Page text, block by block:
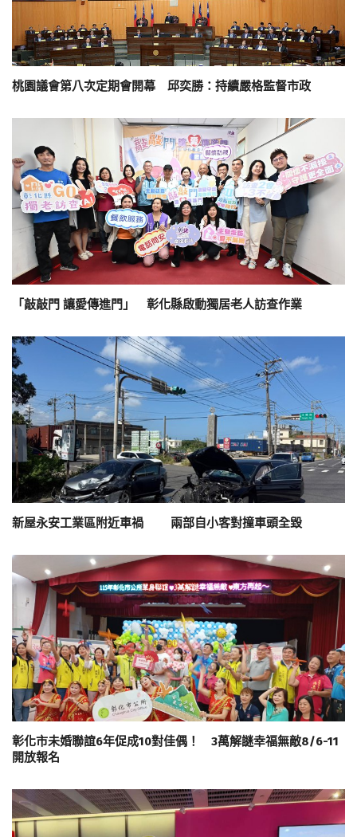
桃園議會第八次定期會開幕 邱奕勝：持續嚴格監督市政
「敲敲門 讓愛傳進門」 彰化縣啟動獨居老人訪查作業
新屋永安工業區附近車禍 兩部自小客對撞車頭全毀
彰化市未婚聯誼6年促成10對佳偶！ 3萬解謎幸福無敵8/6-11
開放報名